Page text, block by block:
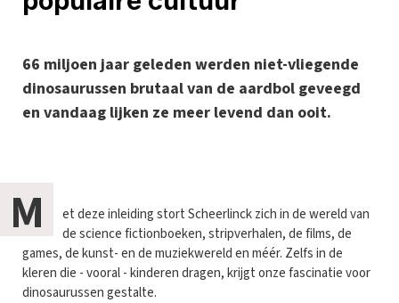
66 miljoen jaar geleden werden niet-vliegende
dinosaurussen brutaal van de aardbol geveegd
en vandaag lijken ze meer levend dan ooit.
M
et deze inleiding stort Scheerlinck zich in de wereld van
de science fictionboeken, stripverhalen, de films, de
games, de kunst- en de muziekwereld en méér. Zelfs in de
kleren die - vooral - kinderen dragen, krijgt onze fascinatie voor
dinosaurussen gestalte.